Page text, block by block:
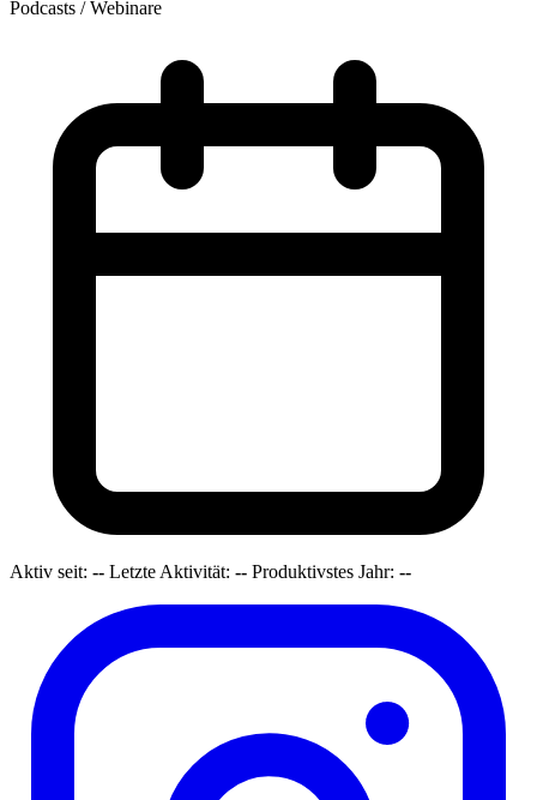
Podcasts / Webinare
Aktiv seit: -- Letzte Aktivität: -- Produktivstes Jahr: --